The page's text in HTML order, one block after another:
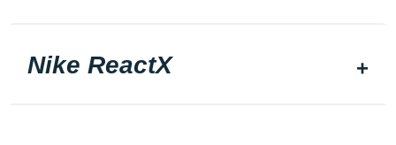
Nike ReactX